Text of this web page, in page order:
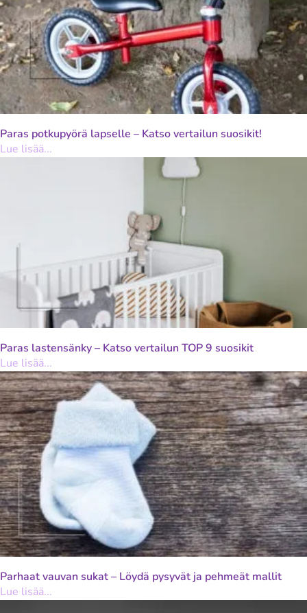
Paras potkupyörä lapselle – Katso vertailun suosikit!
Lue lisää...
Paras lastensänky – Katso vertailun TOP 9 suosikit
Lue lisää...
Parhaat vauvan sukat – Löydä pysyvät ja pehmeät mallit
Lue lisää...